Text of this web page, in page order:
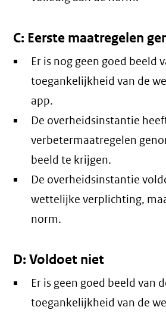
C: Eerste maatregelen
Er is nog geen goed beeld
toegankelijkheid van de
app.
De overheidsinstantie
verbetermaatregelen
beeld te krijgen.
De overheidsinstantie
wettelijke verplichting,
norm.
D: Voldoet niet
Er is geen goed beeld van
toegankelijkheid van de